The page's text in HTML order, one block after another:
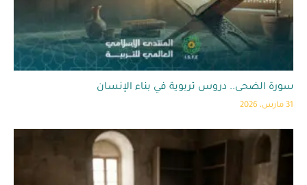
سورة الضحى.. دروس تربوية في بناء الإنسان
31 مارس، 2026